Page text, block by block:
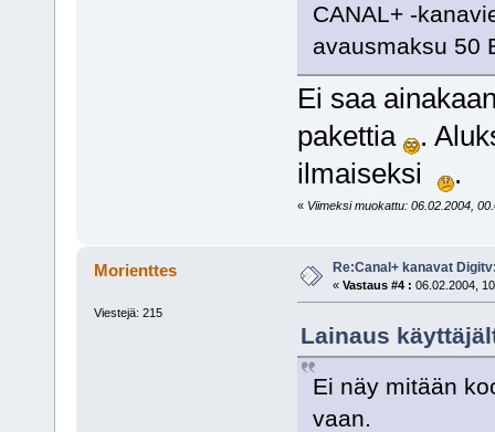
CANAL+ -
avausmaksu 50
Ei saa
pakettia
.
ilmaiseksi
.
« Viimeksi muokattu: 06.02.2004,
Morienttes
Viestejä: 215
Re:Canal+ kanavat
« Vastaus #4 : 06.02.2004,
Lainaus
Ei näy mitään
vaan.